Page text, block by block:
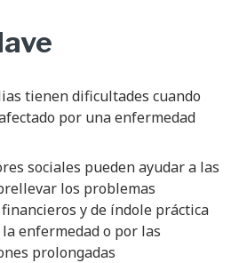
tienen dificultades cuando
por una enfermedad
sociales pueden ayudar a las
los problemas
y de índole práctica
enfermedad o por las
prolongadas